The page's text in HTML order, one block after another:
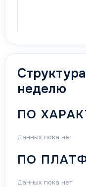
неделю
ПО
Данных пока нет
ПО
Данных пока нет